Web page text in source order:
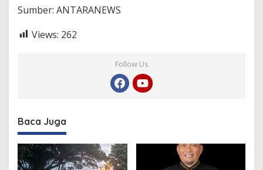
Sumber: ANTARANEWS
Views: 262
Follow Us
Baca Juga